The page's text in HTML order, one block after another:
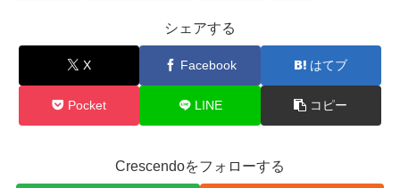
シェアする
X Facebook はてブ
Pocket LINE コピー
Crescendoをフォローする